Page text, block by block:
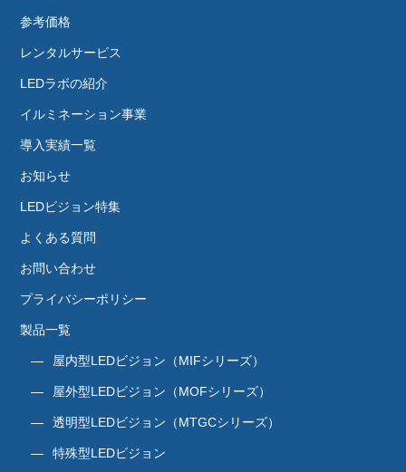
参考価格
レンタルサービス
LEDラボの紹介
イルミネーション事業
導入実績一覧
お知らせ
LEDビジョン特集
よくある質問
お問い合わせ
プライバシーポリシー
製品一覧
屋内型LEDビジョン（MIFシリーズ）
屋外型LEDビジョン（MOFシリーズ）
透明型LEDビジョン（MTGCシリーズ）
特殊型LEDビジョン